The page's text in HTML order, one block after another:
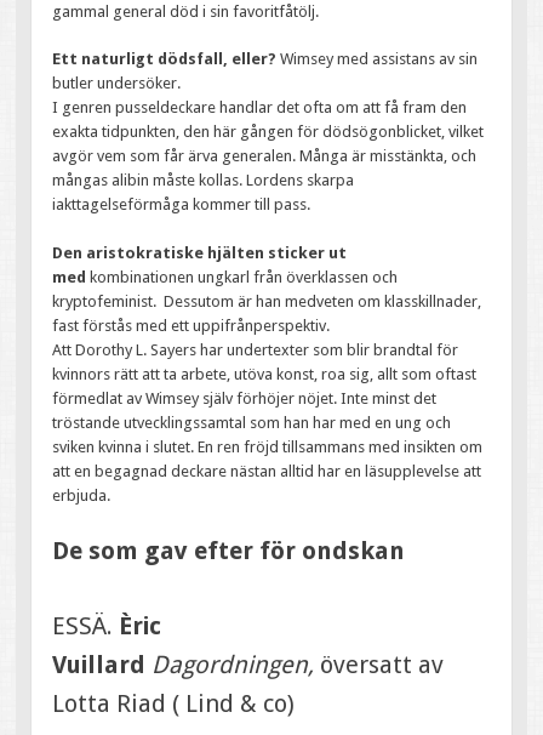
gammal general död i sin favoritfåtölj.
Ett naturligt dödsfall, eller?Wimsey med assistans av sin
butler undersöker.
I genren pusseldeckare handlar det ofta om att få fram den
exakta tidpunkten, den här gången för dödsögonblicket, vilket
avgör vem som får ärva generalen. Många är misstänkta, och
mångas alibin måste kollas. Lordens skarpa
iakttagelseförmåga kommer till pass.
Den aristokratiske hjälten sticker ut
med kombinationen ungkarl från överklassen och
kryptofeminist. Dessutom är han medveten om klasskillnader,
fast förstås med ett uppifrånperspektiv.
Att Dorothy L. Sayers har undertexter som blir brandtal för
kvinnors rätt att ta arbete, utöva konst, roa sig, allt som oftast
förmedlat av Wimsey själv förhöjer nöjet. Inte minst det
tröstande utvecklingssamtal som han har med en ung och
sviken kvinna i slutet. En ren fröjd tillsammans med insikten om
att en begagnad deckare nästan alltid har en läsupplevelse att
erbjuda.
De som gav efter för ondskan
ESSÄ. Èric
Vuillard Dagordningen, översatt av
Lotta Riad ( Lind & co)